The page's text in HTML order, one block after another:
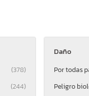
(378)
(244)
Daño
Por todas
Peligro